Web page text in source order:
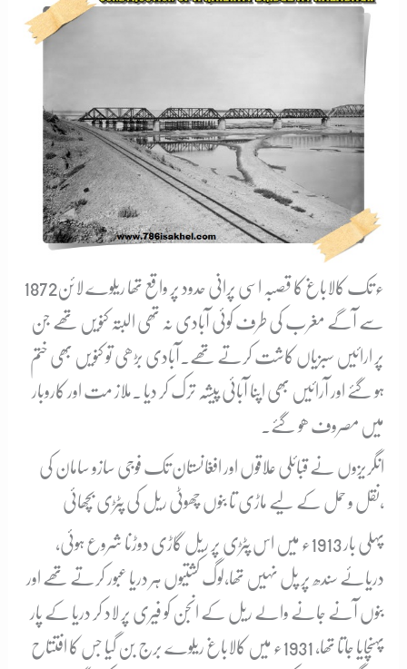
1872ء تک کالاباغ کا قصبہ اسی پرانی حدود پر واقع تھا ریلوے لائن
سے آگے مغرب کی طرف کوئی آبادی نہ تھی البتہ کنویں تھے جن
پر ارائیں سبزیاں کاشت کرتے تھے۔آبادی بڑھی تو کنویں بھی ختم
ہو گۓ اور آرائیں بھی اپنا آبائی پیشہ ترک کر دیا ۔ملاز مت اور کاروبار
میں مصروف ھو گئے۔
انگریزوں نے قبائلی علاقوں اور افغانستان تک فوجی سازو سامان کی
نقل و حمل کے لیے ماڑی تا بنوں چھوٹی ریل کی پٹڑی بچھائی،
پہلی بار 1913ء میں اس پٹڑی پر ریل گاڑی دوڑنا شروع ہوئی،
دریائے سندھ پر پل نہیں تھا،لوگ کشتیوں ہر دریا عبور کرتے تھے اور
بنوں آنے جانے والے ریل کے انجن کو فیری پر لاد کر دریا کے پار
پہنچایا جاتا تھا، 1931ء میں کالاباغ ریلوے برج بن گیا جس کا افتتاح